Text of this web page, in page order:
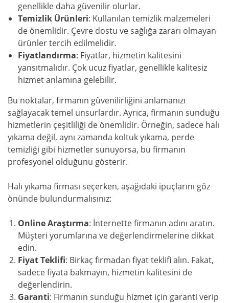
genellikle daha güvenilir olurlar.
Temizlik Ürünleri: Kullanılan temizlik malzemeleri
de önemlidir. Çevre dostu ve sağlığa zararı olmayan
ürünler tercih edilmelidir.
Fiyatlandırma: Fiyatlar, hizmetin kalitesini
yansıtmalıdır. Çok ucuz fiyatlar, genellikle kalitesiz
hizmet anlamına gelebilir.
Bu noktalar, firmanın güvenilirliğini anlamanızı
sağlayacak temel unsurlardır. Ayrıca, firmanın sunduğu
hizmetlerin çeşitliliği de önemlidir. Örneğin, sadece halı
yıkama değil, aynı zamanda koltuk yıkama, perde
temizliği gibi hizmetler sunuyorsa, bu firmanın
profesyonel olduğunu gösterir.
Halı yıkama firması seçerken, aşağıdaki ipuçlarını göz
önünde bulundurmalısınız:
Online Araştırma: İnternette firmanın adını aratın.
Müşteri yorumlarına ve değerlendirmelerine dikkat
edin.
Fiyat Teklifi: Birkaç firmadan fiyat teklifi alın. Fakat,
sadece fiyata bakmayın, hizmetin kalitesini de
değerlendirin.
Garanti: Firmanın sunduğu hizmet için garanti verip